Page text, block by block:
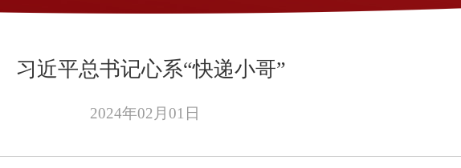
习近平总书记心系“快递小哥”
2024年02月01日